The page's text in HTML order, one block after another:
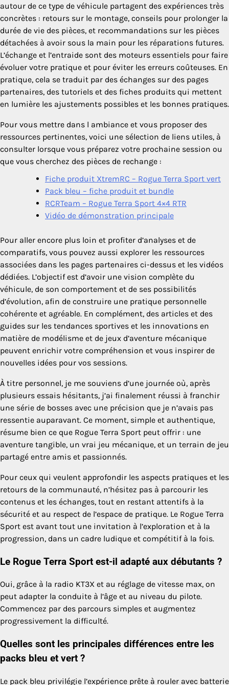
autour de ce type de véhicule partagent des expériences très
concrètes : retours sur le montage, conseils pour prolonger la
durée de vie des pièces, et recommandations sur les pièces
détachées à avoir sous la main pour les réparations futures.
L’échange et l’entraide sont des moteurs essentiels pour faire
évoluer votre pratique et pour éviter les erreurs coûteuses. En
pratique, cela se traduit par des échanges sur des pages
partenaires, des tutoriels et des fiches produits qui mettent
en lumière les ajustements possibles et les bonnes pratiques.
Pour vous mettre dans l ambiance et vous proposer des
ressources pertinentes, voici une sélection de liens utiles, à
consulter lorsque vous préparez votre prochaine session ou
que vous cherchez des pièces de rechange :
Fiche produit XtremRC – Rogue Terra Sport vert
Pack bleu – fiche produit et bundle
RCRTeam – Rogue Terra Sport 4×4 RTR
Vidéo de démonstration principale
Pour aller encore plus loin et profiter d’analyses et de
comparatifs, vous pouvez aussi explorer les ressources
associées dans les pages partenaires ci-dessus et les vidéos
dédiées. L’objectif est d’avoir une vision complète du
véhicule, de son comportement et de ses possibilités
d’évolution, afin de construire une pratique personnelle
cohérente et agréable. En complément, des articles et des
guides sur les tendances sportives et les innovations en
matière de modélisme et de jeux d’aventure mécanique
peuvent enrichir votre compréhension et vous inspirer de
nouvelles idées pour vos sessions.
À titre personnel, je me souviens d’une journée où, après
plusieurs essais hésitants, j’ai finalement réussi à franchir
une série de bosses avec une précision que je n’avais pas
ressentie auparavant. Ce moment, simple et authentique,
résume bien ce que Rogue Terra Sport peut offrir : une
aventure tangible, un vrai jeu mécanique, et un terrain de jeu
partagé entre amis et passionnés.
Pour ceux qui veulent approfondir les aspects pratiques et les
retours de la communauté, n’hésitez pas à parcourir les
contenus et les échanges, tout en restant attentifs à la
sécurité et au respect de l’espace de pratique. Le Rogue Terra
Sport est avant tout une invitation à l’exploration et à la
progression, dans un cadre ludique et compétitif à la fois.
Le Rogue Terra Sport est-il adapté aux débutants ?
Oui, grâce à la radio KT3X et au réglage de vitesse max, on
peut adapter la conduite à l’âge et au niveau du pilote.
Commencez par des parcours simples et augmentez
progressivement la difficulté.
Quelles sont les principales différences entre les
packs bleu et vert ?
Le pack bleu privilégie l’expérience prête à rouler avec batterie